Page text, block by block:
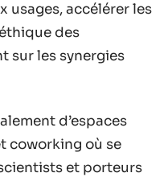
usages, accélérer les
des
sur les synergies
d’espaces
coworking où se
et porteurs